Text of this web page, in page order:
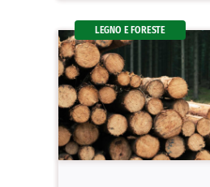
LEGNO E FORESTE